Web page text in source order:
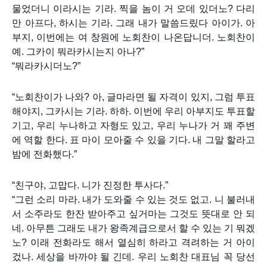
물었더니 이라시는 기라. 찍을 놈이 거 오데 있더노? 다리
만 아프다, 하시는 기라. 그래 내가 말씀드맀다 아이가. 아
부지, 이번에는 여 창원에 노회찬이 나온답니더. 노회찬이
예. 그카이 뭐라카시는지 아나?”
“뭐라카시더노?”
“노회찬이가 나와? 아, 글마라면 될 자격이 있지, 그럼 투표
해야지, 그카시는 기라. 하하. 이번에 우리 아부지도 투표할
기고, 우리 누나하고 자형도 있고, 우리 누나가 거 꽤 주변
에 역할 한다. 표 마이 모아줄 수 있을 기다. 내 그말 할라고
밤에 전화했다.”
“친구야, 고맙다. 니가 진정한 투사다.”
“그런 소리 마라. 내가 도와줄 수 있는 것도 없고. 니 불러내
서 소주라도 한잔 받아주고 싶거마는 그것도 뜻대로 안 되
네. 아무튼 그래도 내가 왕족계급으로서 할 수 있는 기 뭐겠
노? 이래 전화라도 해서 열심히 하라고 격려하는 거 아이
겄나. 세상을 바까야 될 긴데. 우리 노회찬 대표님 꼭 당선